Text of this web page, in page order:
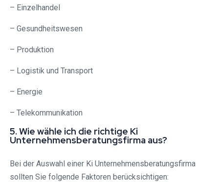
– Einzelhandel
– Gesundheitswesen
– Produktion
– Logistik und Transport
– Energie
– Telekommunikation
5. Wie wähle ich die richtige Ki
Unternehmensberatungsfirma aus?
Bei der Auswahl einer Ki Unternehmensberatungsfirma
sollten Sie folgende Faktoren berücksichtigen: